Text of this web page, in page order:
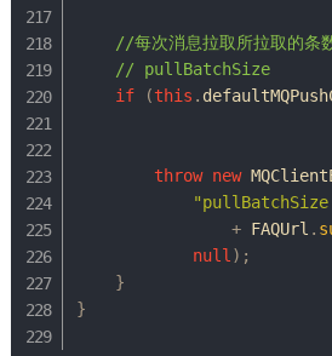
//每次消息拉取所拉取的
// pullBatchSize
if
(this .
throw new
+ FAQUrl .
null ) ;
}
}